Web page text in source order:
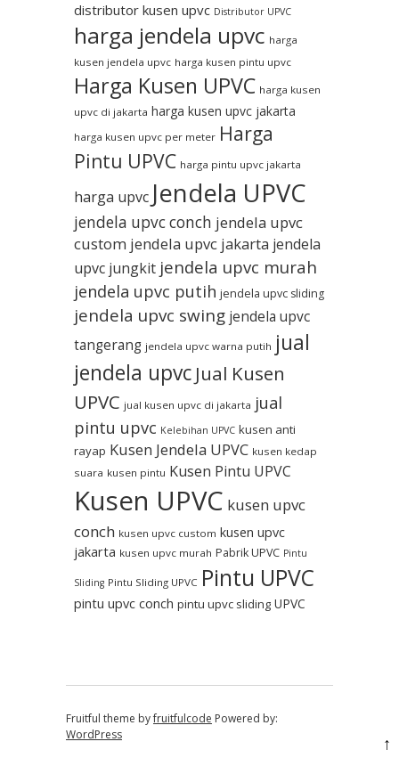
distributor kusen upvc Distributor UPVC
harga jendela upvc harga
kusen jendela upvc harga kusen pintu upvc
Harga Kusen UPVC harga kusen
upvc di jakarta harga kusen upvc jakarta
harga kusen upvc per meter Harga
Pintu UPVC harga pintu upvc jakarta
harga upvc Jendela UPVC
jendela upvc conch jendela upvc
custom jendela upvc jakarta jendela
upvc jungkit jendela upvc murah
jendela upvc putih jendela upvc sliding
jendela upvc swing jendela upvc
tangerang jendela upvc warna putih jual
jendela upvc Jual Kusen
UPVC jual kusen upvc di jakarta jual
pintu upvc Kelebihan UPVC kusen anti
rayap Kusen Jendela UPVC kusen kedap
suara kusen pintu Kusen Pintu UPVC
Kusen UPVC kusen upvc
conch kusen upvc custom kusen upvc
jakarta kusen upvc murah Pabrik UPVC Pintu
Sliding Pintu Sliding UPVC Pintu UPVC
pintu upvc conch pintu upvc sliding UPVC
Fruitful theme byfruitfulcode Powered by:
WordPress
↑